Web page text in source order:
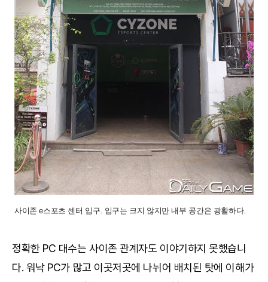
사이존 e스포츠 센터 입구. 입구는 크지 않지만 내부 공간은 광활하다.
정확한 PC 대수는 사이존 관계자도 이야기하지 못했습니
다. 워낙 PC가 많고 이곳저곳에 나뉘어 배치된 탓에 이해가